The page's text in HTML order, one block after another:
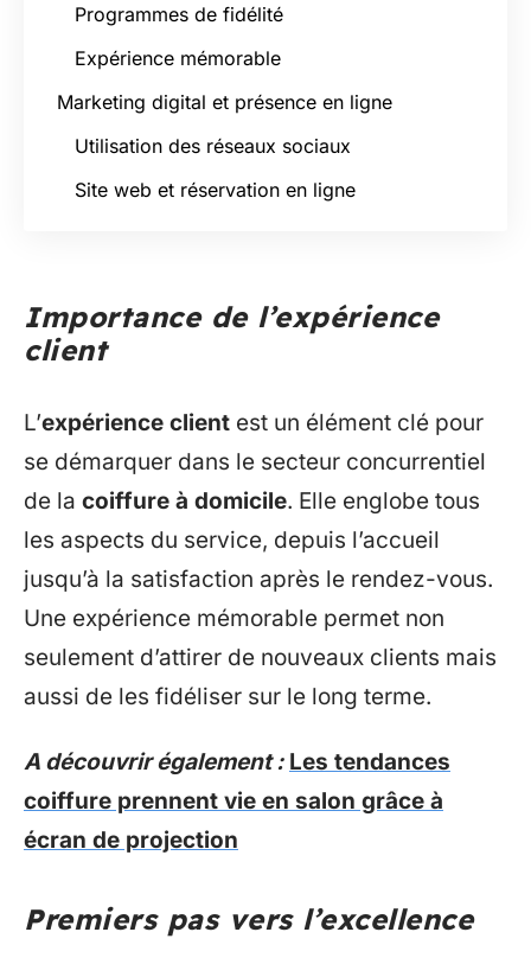
Programmes de fidélité
Expérience mémorable
Marketing digital et présence en ligne
Utilisation des réseaux sociaux
Site web et réservation en ligne
Importance de l’expérience
client
L’expérience client est un élément clé pour
se démarquer dans le secteur concurrentiel
de la coiffure à domicile. Elle englobe tous
les aspects du service, depuis l’accueil
jusqu’à la satisfaction après le rendez-vous.
Une expérience mémorable permet non
seulement d’attirer de nouveaux clients mais
aussi de les fidéliser sur le long terme.
A découvrir également : Les tendances
coiffure prennent vie en salon grâce à
écran de projection
Premiers pas vers l’excellence